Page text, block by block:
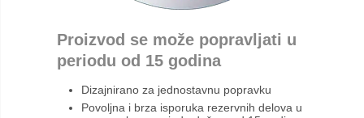
Proizvod se može popravljati u
periodu od 15 godina
Dizajnirano za jednostavnu popravku
Povoljna i brza isporuka rezervnih delova u